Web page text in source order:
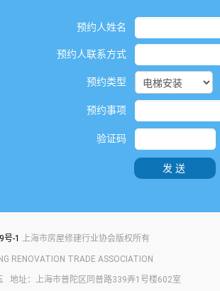
预约人姓名
预约人联系方式
预约类型
预约事项
验证码
发送
号-1 上海市房屋修建行业协会版权所有
RENOVATION TRADE ASSOCIATION
地址：上海市普陀区同普路339弄1号楼602室